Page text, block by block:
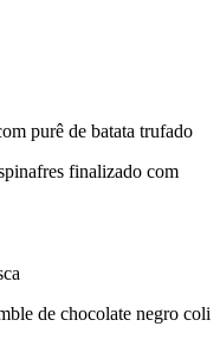
purê de batata trufado
finalizado com
de chocolate negro coli